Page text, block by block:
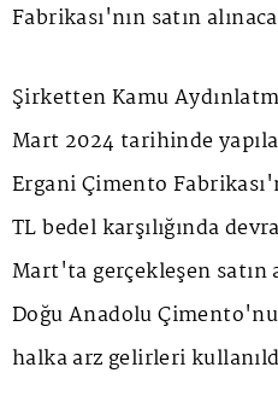
Fabrikası'nın satın
Şirketten Kamu
Mart 2024 tarihinde
Ergani Çimento
TL bedel karşılığında
Mart'ta gerçekleşen
Doğu Anadolu
halka arz gelirleri